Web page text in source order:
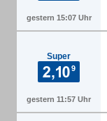
gestern 15:07 Uhr
Super
gestern 11:57 Uhr